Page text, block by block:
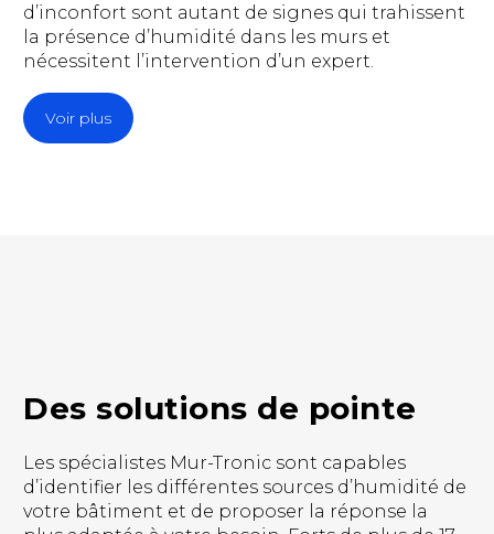
d’inconfort sont autant de signes qui trahissent
la présence d’humidité dans les murs et
nécessitent l’intervention d’un expert.
Voir plus
Des solutions de pointe
Les spécialistes Mur-Tronic sont capables
d’identifier les différentes sources d’humidité de
votre bâtiment et de proposer la réponse la